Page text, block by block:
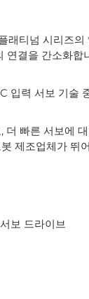
티넘 시리즈의
연결을 간소화
입력 서보 기
더 빠른 서보에
제조업체가
보 드라이브